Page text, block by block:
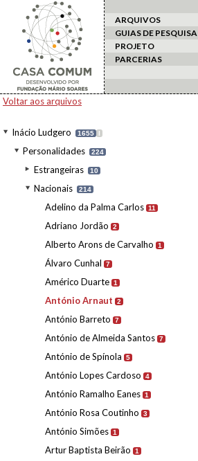
ARQUIVOS
GUIAS DE PESQUISA
PROJETO
PARCERIAS
Voltar aos arquivos
Inácio Ludgero 1655 I
Personalidades 224
Estrangeiras 10
Nacionais 214
Adelino da Palma Carlos 11
Adriano Jordão 2
Alberto Arons de Carvalho 1
Álvaro Cunhal 7
Américo Duarte 1
António Arnaut 2
António Barreto 7
António de Almeida Santos 7
António de Spínola 5
António Lopes Cardoso 4
António Ramalho Eanes 1
António Rosa Coutinho 3
António Simões 1
Artur Baptista Beirão 1